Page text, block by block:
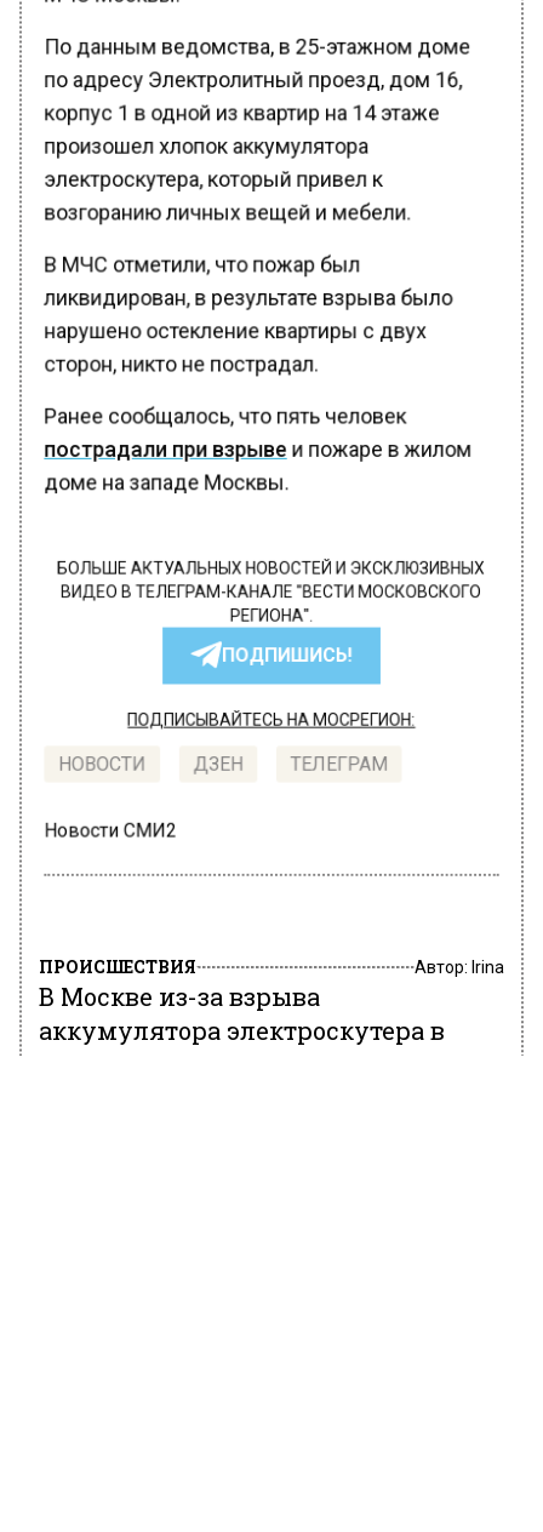
По данным ведомства, в 25-этажном доме
по адресу Электролитный проезд, дом 16,
корпус 1 в одной из квартир на 14 этаже
произошел хлопок аккумулятора
электроскутера, который привел к
возгоранию личных вещей и мебели.
В МЧС отметили, что пожар был
ликвидирован, в результате взрыва было
нарушено остекление квартиры с двух
сторон, никто не пострадал.
Ранее сообщалось, что пять человек
пострадали при взрыве и пожаре в жилом
доме на западе Москвы.
БОЛЬШЕ АКТУАЛЬНЫХ НОВОСТЕЙ И ЭКСКЛЮЗИВНЫХ
ВИДЕО В ТЕЛЕГРАМ-КАНАЛЕ "ВЕСТИ МОСКОВСКОГО
РЕГИОНА".
ПОДПИШИСЬ!
ПОДПИСЫВАЙТЕСЬ НА МОСРЕГИОН:
НОВОСТИ ДЗЕН ТЕЛЕГРАМ
Новости СМИ2
ПРОИСШЕСТВИЯ Автор: Irina
В Москве из-за взрыва
аккумулятора электроскутера в